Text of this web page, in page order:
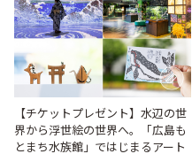
【チケットプレゼント】水辺の世
界から浮世絵の世界へ。「広島も
とまち水族館」ではじまるアート